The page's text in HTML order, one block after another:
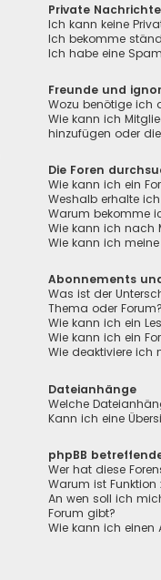
Private
Ich kann keine
Ich bekomme
Ich habe eine
Freunde und
Wozu benötige ich
Wie kann ich
hinzufügen oder
Die Foren
Wie kann ich ein
Weshalb erhalte
Warum bekomme
Wie kann ich nach
Wie kann ich
Abonnements
Was ist der
Thema oder Forum?
Wie kann ich ein
Wie kann ich ein
Wie deaktiviere ich
Dateianhänge
Welche
Kann ich eine
phpBB
Wer hat diese
Warum ist
An wen soll ich
Forum gibt?
Wie kann ich einen